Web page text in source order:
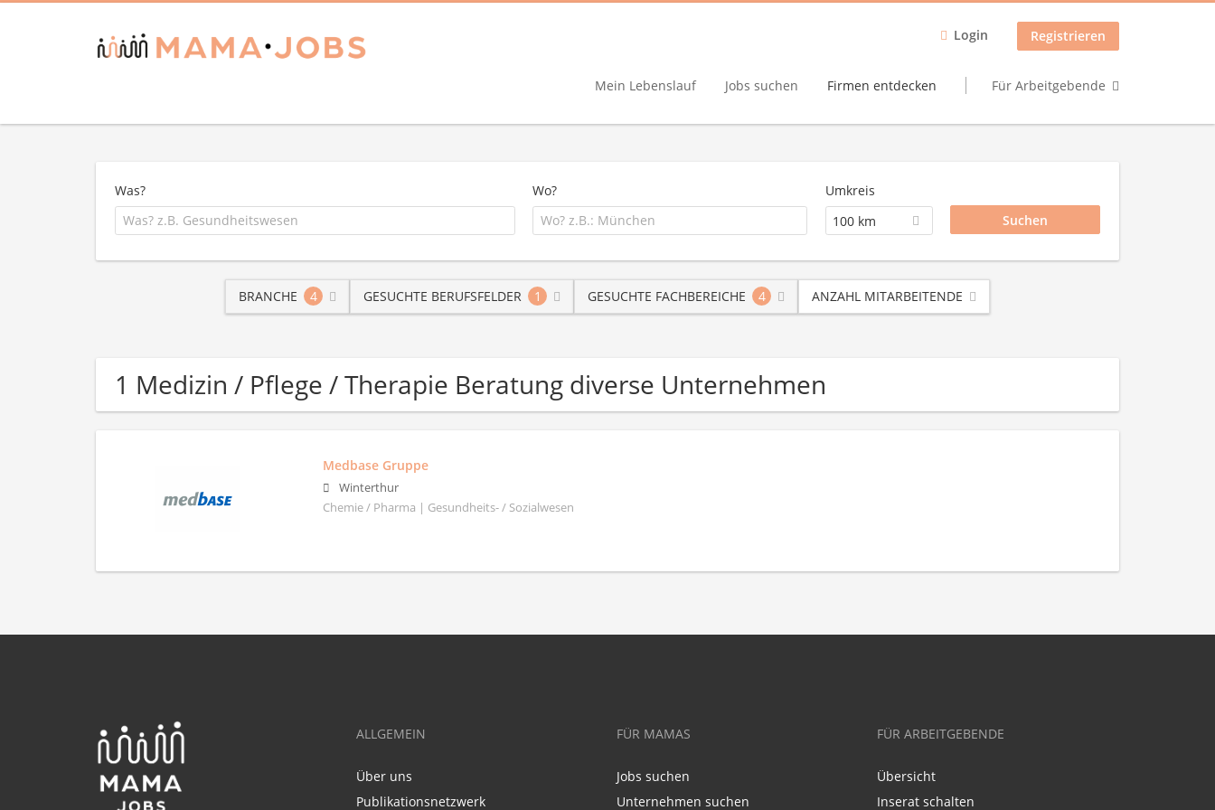
Login Registrieren
Mein Lebenslauf Jobs suchen Firmen entdecken Für Arbeitgebende
Was? Wo?
Umkreis
100 km
BRANCHE 4 GESUCHTE BERUFSFELDER 1 GESUCHTE FACHBEREICHE 4 ANZAHL MITARBEITENDE
1 Medizin / Pflege / Therapie Beratung diverse Unternehmen
Medbase Gruppe
Winterthur
Chemie / Pharma | Gesundheits- / Sozialwesen
ALLGEMEIN
Über uns
Publikationsnetzwerk
FÜR MAMAS
Jobs suchen
Unternehmen suchen
FÜR ARBEITGEBENDE
Übersicht
Inserat schalten